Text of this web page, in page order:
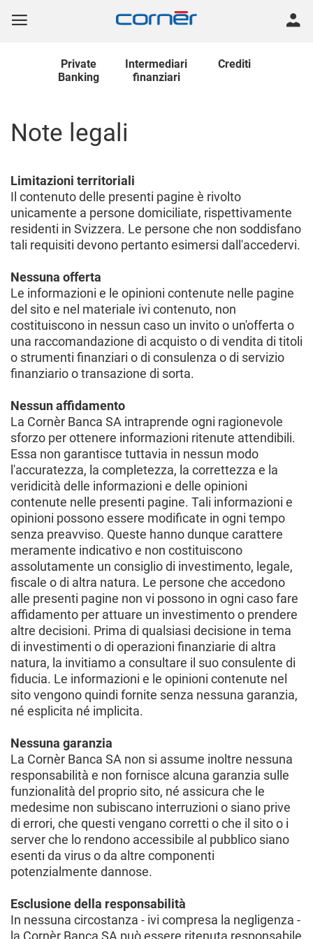
Private
Banking
Intermediari
finanziari
Crediti
Note legali
Limitazioni territoriali
Il contenuto delle presenti pagine è rivolto
unicamente a persone domiciliate, rispettivamente
residenti in Svizzera. Le persone che non soddisfano
tali requisiti devono pertanto esimersi dall'accedervi.
Nessuna offerta
Le informazioni e le opinioni contenute nelle pagine
del sito e nel materiale ivi contenuto, non
costituiscono in nessun caso un invito o un'offerta o
una raccomandazione di acquisto o di vendita di titoli
o strumenti finanziari o di consulenza o di servizio
finanziario o transazione di sorta.
Nessun affidamento
La Cornèr Banca SA intraprende ogni ragionevole
sforzo per ottenere informazioni ritenute attendibili.
Essa non garantisce tuttavia in nessun modo
l'accuratezza, la completezza, la correttezza e la
veridicità delle informazioni e delle opinioni
contenute nelle presenti pagine. Tali informazioni e
opinioni possono essere modificate in ogni tempo
senza preavviso. Queste hanno dunque carattere
meramente indicativo e non costituiscono
assolutamente un consiglio di investimento, legale,
fiscale o di altra natura. Le persone che accedono
alle presenti pagine non vi possono in ogni caso fare
affidamento per attuare un investimento o prendere
altre decisioni. Prima di qualsiasi decisione in tema
di investimenti o di operazioni finanziarie di altra
natura, la invitiamo a consultare il suo consulente di
fiducia. Le informazioni e le opinioni contenute nel
sito vengono quindi fornite senza nessuna garanzia,
né esplicita né implicita.
Nessuna garanzia
La Cornèr Banca SA non si assume inoltre nessuna
responsabilità e non fornisce alcuna garanzia sulle
funzionalità del proprio sito, né assicura che le
medesime non subiscano interruzioni o siano prive
di errori, che questi vengano corretti o che il sito o i
server che lo rendono accessibile al pubblico siano
esenti da virus o da altre componenti
potenzialmente dannose.
Esclusione della responsabilità
In nessuna circostanza - ivi compresa la negligenza -
la Cornèr Banca SA può essere ritenuta responsabile